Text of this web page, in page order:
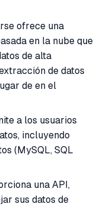
ofrece una
en la nube que
de alta
de datos
de en el
a los usuarios
incluyendo
(MySQL, SQL
una API,
sus datos de